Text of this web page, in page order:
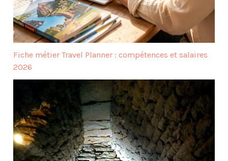
Fiche métier Travel Planner : compétences et salaires
2026